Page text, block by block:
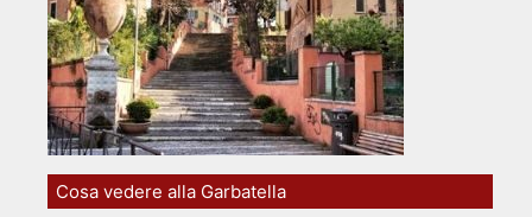
Cosa vedere alla Garbatella